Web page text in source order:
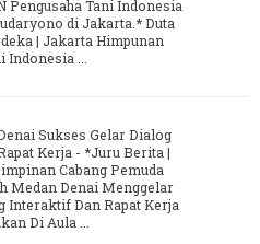
Pengusaha Tani Indonesia
di Jakarta.* Duta
| Jakarta Himpunan
Indonesia ...
Sukses Gelar Dialog
Kerja - *Juru Berita |
Cabang Pemuda
Medan Denai Menggelar
Interaktif Dan Rapat Kerja
Di Aula ...